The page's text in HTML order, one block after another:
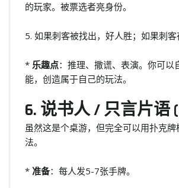
的玩家。被票选者亮身份。
5. 如果刺客被找出，好人胜；如果刺客
* 乐趣点：推理、撒谎、表演。你可以
能，创造属于自己的玩法。
6. 说书人 / 只言片语
虽然这是个桌游，但完全可以用扑克
法。
* 准备：每人发5-7张手牌。